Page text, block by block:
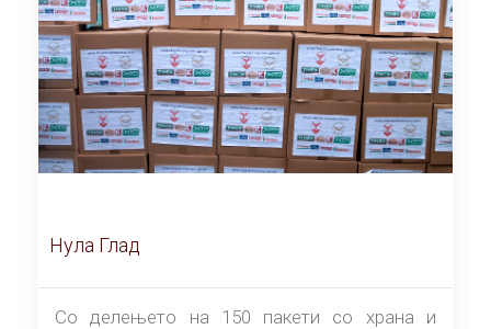
Нула Глад
Со делењето на 150 пакети со храна и